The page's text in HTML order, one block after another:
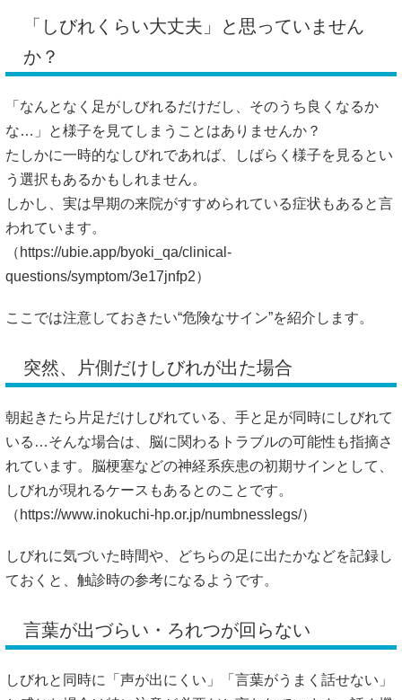
「しびれくらい大丈夫」と思っていません
か？
「なんとなく足がしびれるだけだし、そのうち良くなるか
な…」と様子を見てしまうことはありませんか？
たしかに一時的なしびれであれば、しばらく様子を見るとい
う選択もあるかもしれません。
しかし、実は早期の来院がすすめられている症状もあると言
われています。
（ https://ubie.app/byoki_qa/clinical-
questions/symptom/3e17jnfp2）
ここでは注意しておきたい“危険なサイン”を紹介します。
突然、片側だけしびれが出た場合
朝起きたら片足だけしびれている、手と足が同時にしびれて
いる…そんな場合は、脳に関わるトラブルの可能性も指摘さ
れています。脳梗塞などの神経系疾患の初期サインとして、
しびれが現れるケースもあるとのことです。
（ https://www.inokuchi-hp.or.jp/numbnesslegs/）
しびれに気づいた時間や、どちらの足に出たかなどを記録し
ておくと、触診時の参考になるようです。
言葉が出づらい・ろれつが回らない
しびれと同時に「声が出にくい」「言葉がうまく話せない」